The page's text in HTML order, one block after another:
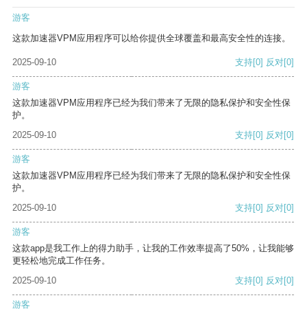
游客
这款加速器VPM应用程序可以给你提供全球覆盖和最高安全性的连接。
2025-09-10 支持[0] 反对[0]
游客
这款加速器VPM应用程序已经为我们带来了无限的隐私保护和安全性保
护。
2025-09-10
支持[0] 反对[0]
游客
这款加速器VPM应用程序已经为我们带来了无限的隐私保护和安全性保
护。
2025-09-10
支持[0] 反对[0]
游客
这款app是我工作上的得力助手，让我的工作效率提高了50%，让我能够
更轻松地完成工作任务。
2025-09-10
支持[0] 反对[0]
游客